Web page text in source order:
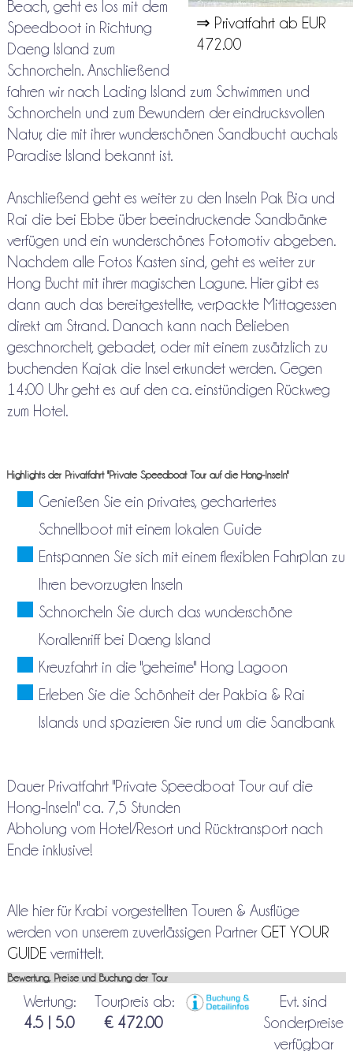
⇒ Privatfahrt ab EUR
472.00
Beach, geht es los mit dem
Speedboot in Richtung
Daeng Island zum
Schnorcheln. Anschließend
fahren wir nach Lading Island zum Schwimmen und
Schnorcheln und zum Bewundern der eindrucksvollen
Natur, die mit ihrer wunderschönen Sandbucht auchals
Paradise Island bekannt ist.
Anschließend geht es weiter zu den Inseln Pak Bia und
Rai die bei Ebbe über beeindruckende Sandbänke
verfügen und ein wunderschönes Fotomotiv abgeben.
Nachdem alle Fotos Kasten sind, geht es weiter zur
Hong Bucht mit ihrer magischen Lagune. Hier gibt es
dann auch das bereitgestellte, verpackte Mittagessen
direkt am Strand. Danach kann nach Belieben
geschnorchelt, gebadet, oder mit einem zusätzlich zu
buchenden Kajak die Insel erkundet werden. Gegen
14:00 Uhr geht es auf den ca. einstündigen Rückweg
zum Hotel.
Highlights der Privatfahrt "Private Speedboat Tour auf die Hong-Inseln"
Genießen Sie ein privates, gechartertes
Schnellboot mit einem lokalen Guide
Entspannen Sie sich mit einem flexiblen Fahrplan zu
Ihren bevorzugten Inseln
Schnorcheln Sie durch das wunderschöne
Korallenriff bei Daeng Island
Kreuzfahrt in die "geheime" Hong Lagoon
Erleben Sie die Schönheit der Pakbia & Rai
Islands und spazieren Sie rund um die Sandbank
Dauer Privatfahrt "Private Speedboat Tour auf die
Hong-Inseln" ca. 7,5 Stunden
Abholung vom Hotel/Resort und Rücktransport nach
Ende inklusive!
Alle hier für Krabi vorgestellten Touren & Ausflüge
werden von unserem zuverlässigen Partner GET YOUR
GUIDEvermittelt.
Bewertung, Preise und Buchung der Tour
Wertung:
4.5 | 5.0
Tourpreis ab:
€ 472.00
Evt. sind
Sonderpreise
verfügbar